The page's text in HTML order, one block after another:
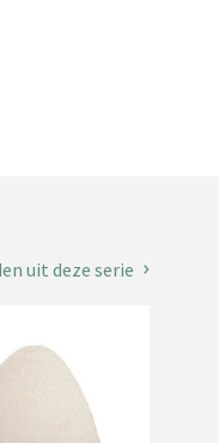
uit deze serie